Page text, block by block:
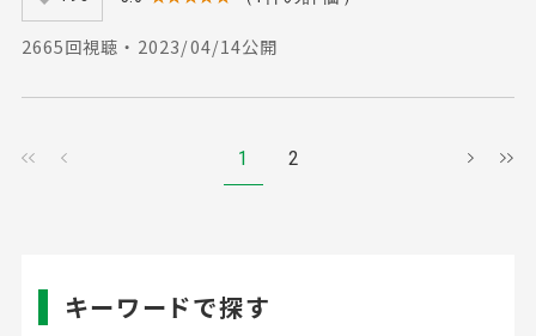
2665回視聴 ・ 2023/04/14公開
1 2
キーワードで探す